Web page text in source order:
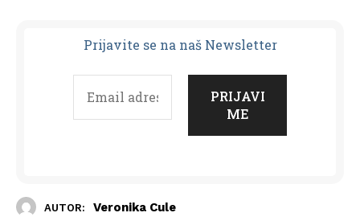
Prijavite se na naš Newsletter
AUTOR: Veronika Cule